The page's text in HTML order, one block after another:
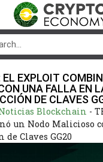
EXPLOIT
UNA FALLA EN
DE CLAVES
Blockchain -
un Nodo Malicioso
de Claves GG20